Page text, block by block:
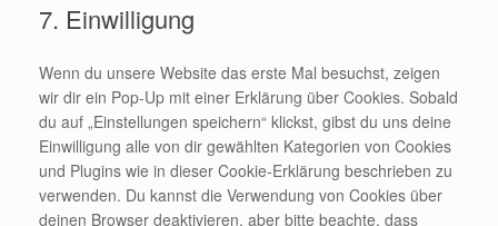
7. Einwilligung
Wenn du unsere Website das erste Mal besuchst, zeigen
wir dir ein Pop-Up mit einer Erklärung über Cookies. Sobald
du auf „Einstellungen speichern“ klickst, gibst du uns deine
Einwilligung alle von dir gewählten Kategorien von Cookies
und Plugins wie in dieser Cookie-Erklärung beschrieben zu
verwenden. Du kannst die Verwendung von Cookies über
deinen Browser deaktivieren, aber bitte beachte, dass